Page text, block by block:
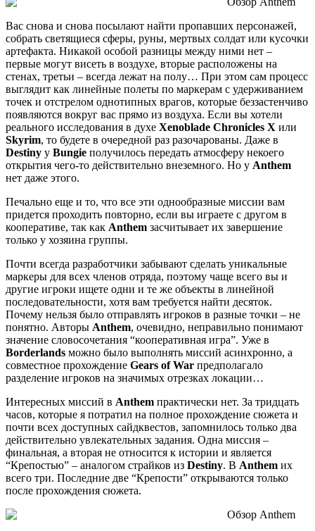
Вас снова и снова посылают найти пропавших персонажей,
собрать светящиеся сферы, руны, мертвых солдат или кусочки
артефакта. Никакой особой разницы между ними нет –
первые могут висеть в воздухе, вторые расположены на
стенах, третьи – всегда лежат на полу… При этом сам процесс
выглядит как линейные полеты по маркерам с удерживанием
точек и отстрелом однотипных врагов, которые беззастенчиво
появляются вокруг вас прямо из воздуха. Если вы хотели
реального исследования в духе Xenoblade Chronicles X или
Skyrim, то будете в очередной раз разочарованы. Даже в
Destiny у Bungie получилось передать атмосферу некоего
открытия чего-то действительно внеземного. Но у Anthem
нет даже этого.
Печально еще и то, что все эти однообразные миссии вам
придется проходить повторно, если вы играете с другом в
кооперативе, так как Anthem засчитывает их завершение
только у хозяина группы.
Почти всегда разработчики забывают сделать уникальные
маркеры для всех членов отряда, поэтому чаще всего вы и
другие игроки ищете одни и те же объекты в линейной
последовательности, хотя вам требуется найти десяток.
Почему нельзя было отправлять игроков в разные точки – не
понятно. Авторы Anthem, очевидно, неправильно понимают
значение словосочетания “кооперативная игра”. Уже в
Borderlands можно было выполнять миссий асинхронно, а
совместное прохождение Gears of War предполагало
разделение игроков на значимых отрезках локации…
Интересных миссий в Anthem практически нет. За тридцать
часов, которые я потратил на полное прохождение сюжета и
почти всех доступных сайдквестов, запомнилось только два
действительно увлекательных задания. Одна миссия –
финальная, а вторая не относится к истории и является
“Крепостью” – аналогом страйков из Destiny. В Anthem их
всего три. Последние две “Крепости” открываются только
после прохождения сюжета.